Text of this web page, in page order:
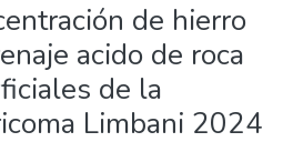
de hierro
acido de roca
de la
Limbani 2024